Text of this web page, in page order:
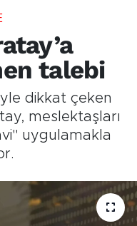
talebi
dikkat çeken
meslektaşları
uygulamakla